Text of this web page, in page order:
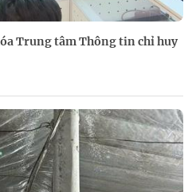
Trung tâm Thông tin chỉ huy